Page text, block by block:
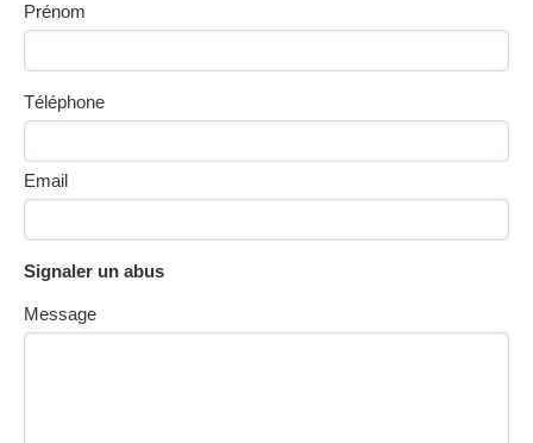
Prénom
Téléphone
Email
Signaler un abus
Message